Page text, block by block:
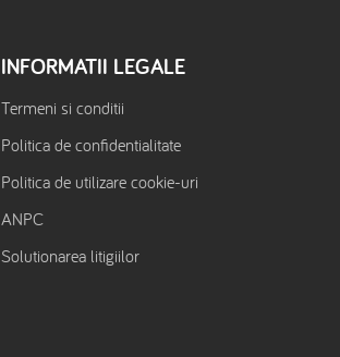
INFORMATII LEGALE
Termeni si conditii
Politica de confidentialitate
Politica de utilizare cookie-uri
ANPC
Solutionarea litigiilor